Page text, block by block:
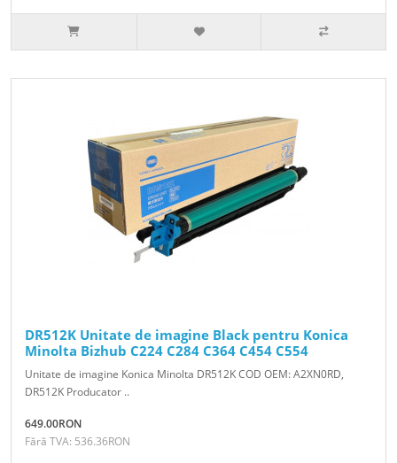
DR512K Unitate de imagine Black pentru Konica
Minolta Bizhub C224 C284 C364 C454 C554
Unitate de imagine Konica Minolta DR512K COD OEM: A2XN0RD,
DR512K Producator ..
649.00RON
Fără TVA: 536.36RON